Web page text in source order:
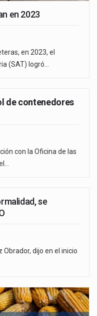
en 2023
en 2023, el
(SAT) logró…
de contenedores
con la Oficina de las
se
dijo en el inicio